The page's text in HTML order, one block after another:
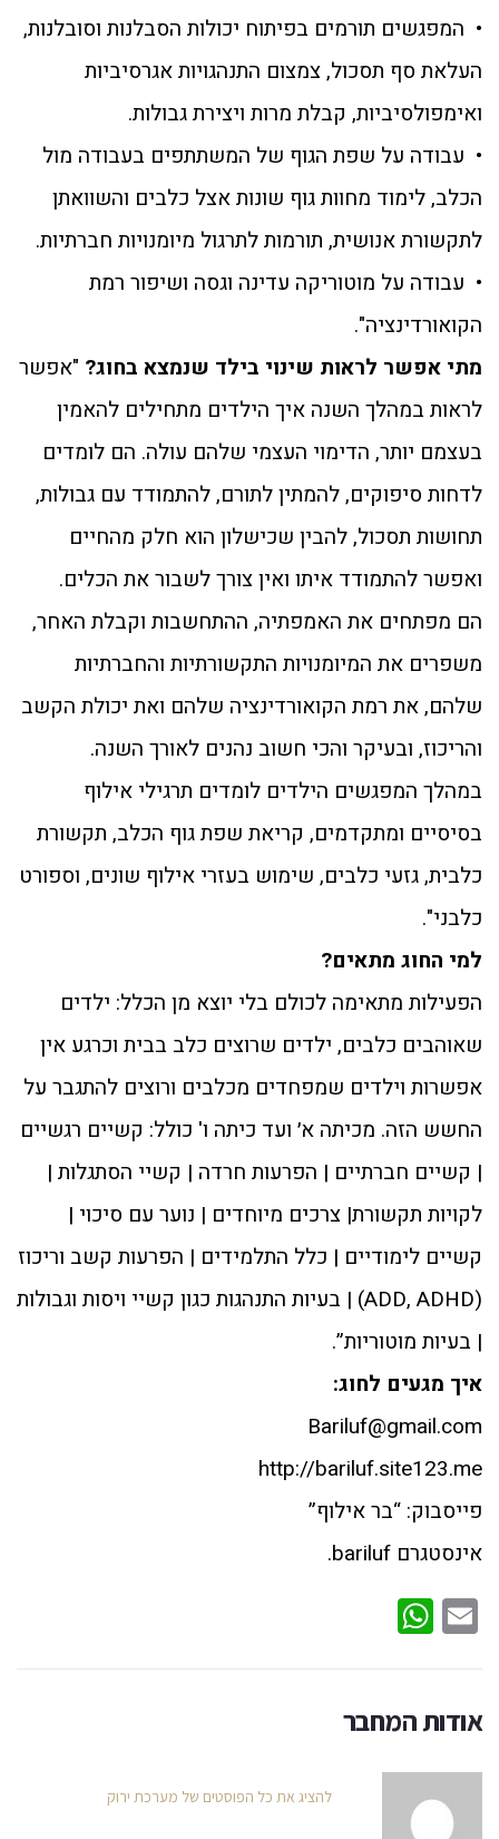
• המפגשים תורמים בפיתוח יכולות הסבלנות וסובלנות,
העלאת סף תסכול, צמצום התנהגויות אגרסיביות
ואימפולסיביות, קבלת מרות ויצירת גבולות.
• עבודה על שפת הגוף של המשתתפים בעבודה מול
הכלב, לימוד מחוות גוף שונות אצל כלבים והשוואתן
לתקשורת אנושית, תורמות לתרגול מיומנויות חברתיות.
• עבודה על מוטוריקה עדינה וגסה ושיפור רמת
הקואורדינציה".
מתי אפשר לראות שינוי בילד שנמצא בחוג? "אפשר
לראות במהלך השנה איך הילדים מתחילים להאמין
בעצמם יותר, הדימוי העצמי שלהם עולה. הם לומדים
לדחות סיפוקים, להמתין לתורם, להתמודד עם גבולות,
תחושות תסכול, להבין שכישלון הוא חלק מהחיים
ואפשר להתמודד איתו ואין צורך לשבור את הכלים.
הם מפתחים את האמפתיה, ההתחשבות וקבלת האחר,
משפרים את המיומנויות התקשורתיות והחברתיות
שלהם, את רמת הקואורדינציה שלהם ואת יכולת הקשב
והריכוז, ובעיקר והכי חשוב נהנים לאורך השנה.
במהלך המפגשים הילדים לומדים תרגילי אילוף
בסיסיים ומתקדמים, קריאת שפת גוף הכלב, תקשורת
כלבית, גזעי כלבים, שימוש בעזרי אילוף שונים, וספורט
כלבני".
למי החוג מתאים?
הפעילות מתאימה לכולם בלי יוצא מן הכלל: ילדים
שאוהבים כלבים, ילדים שרוצים כלב בבית וכרגע אין
אפשרות וילדים שמפחדים מכלבים ורוצים להתגבר על
החשש הזה. מכיתה א׳ ועד כיתה ו' כולל: קשיים רגשיים
| קשיים חברתיים | הפרעות חרדה | קשיי הסתגלות |
לקויות תקשורת| צרכים מיוחדים | נוער עם סיכוי |
קשיים לימודיים | כלל התלמידים | הפרעות קשב וריכוז
(ADD, ADHD) | בעיות התנהגות כגון קשיי ויסות וגבולות
| בעיות מוטוריות”.
איך מגעים לחוג:
Bariluf@gmail.com
http://bariluf.site123.me
פייסבוק: “בר אילוף”
אינסטגרם bariluf.
Email
אודות המחבר
להציג את כל הפוסטים של מערכת ירוק